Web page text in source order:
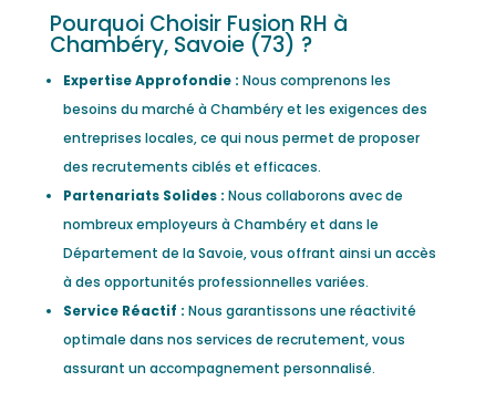
Pourquoi Choisir Fusion RH à
Chambéry, Savoie (73) ?
Expertise Approfondie : Nous comprenons les
besoins du marché à Chambéry et les exigences des
entreprises locales, ce qui nous permet de proposer
des recrutements ciblés et efficaces.
Partenariats Solides : Nous collaborons avec de
nombreux employeurs à Chambéry et dans le
Département de la Savoie, vous offrant ainsi un accès
à des opportunités professionnelles variées.
Service Réactif : Nous garantissons une réactivité
optimale dans nos services de recrutement, vous
assurant un accompagnement personnalisé.